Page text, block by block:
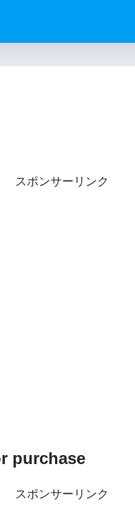
スポンサーリンク
purchase
スポンサーリンク